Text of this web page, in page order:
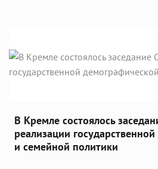
В Кремле состоялось
реализации
и семейной политики